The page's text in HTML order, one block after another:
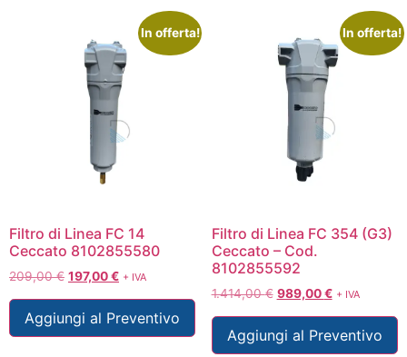
In offerta!
Filtro di Linea FC 14
Ceccato 8102855580
209,00€ 197,00€ + IVA
Aggiungi al Preventivo
In offerta!
Filtro di Linea FC 354 (G3)
Ceccato – Cod.
8102855592
1.414,00€ 989,00€ + IVA
Aggiungi al Preventivo